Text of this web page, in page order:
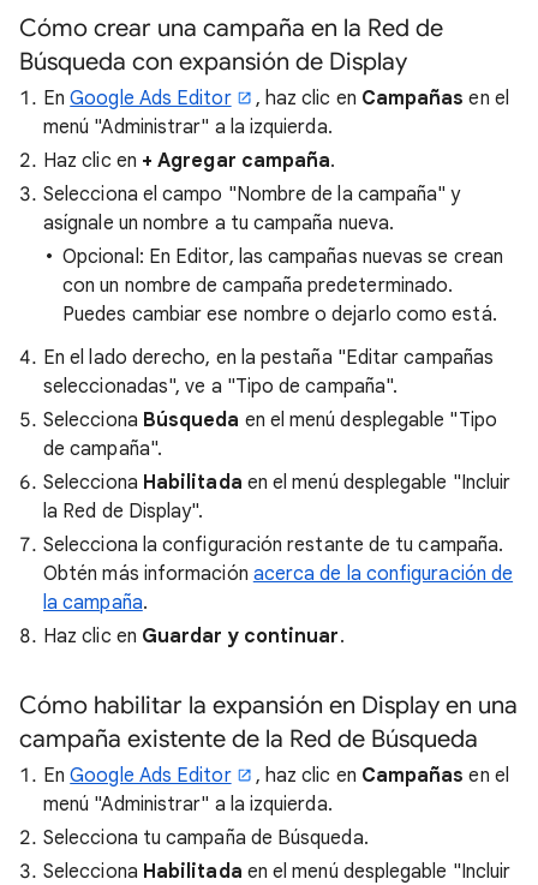
Cómo crear una campaña en la Red de
Búsqueda con expansión de Display
EnGoogle Ads Editor , haz clic en Campañas en el
menú "Administrar" a la izquierda.
Haz clic en + Agregar campaña.
Selecciona el campo "Nombre de la campaña" y
asígnale un nombre a tu campaña nueva.
Opcional: En Editor, las campañas nuevas se crean
con un nombre de campaña predeterminado.
Puedes cambiar ese nombre o dejarlo como está.
En el lado derecho, en la pestaña "Editar campañas
seleccionadas", ve a "Tipo de campaña".
Selecciona Búsqueda en el menú desplegable "Tipo
de campaña".
Selecciona Habilitada en el menú desplegable "Incluir
la Red de Display".
Selecciona la configuración restante de tu campaña.
Obtén más información acerca de la configuración de
la campaña.
Haz clic en Guardar y continuar.
Cómo habilitar la expansión en Display en una
campaña existente de la Red de Búsqueda
EnGoogle Ads Editor , haz clic en Campañas en el
menú "Administrar" a la izquierda.
Selecciona tu campaña de Búsqueda.
Selecciona Habilitada en el menú desplegable "Incluir